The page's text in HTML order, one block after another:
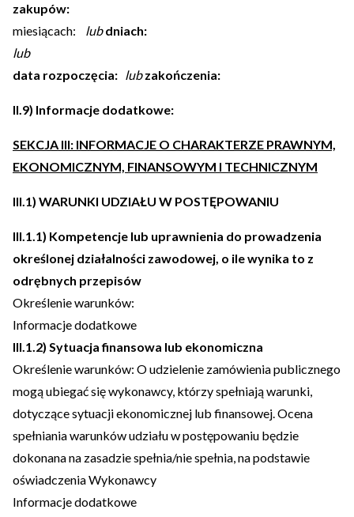
zakupów:
miesiącach:
lubdniach:
lub
data rozpoczęcia: lubzakończenia:
II.9) Informacje dodatkowe:
SEKCJA III: INFORMACJE O CHARAKTERZE PRAWNYM,
EKONOMICZNYM, FINANSOWYM I TECHNICZNYM
III.1) WARUNKI UDZIAŁU W POSTĘPOWANIU
III.1.1) Kompetencje lub uprawnienia do prowadzenia
określonej działalności zawodowej, o ile wynika to z
odrębnych przepisów
Określenie warunków:
Informacje dodatkowe
III.1.2) Sytuacja finansowa lub ekonomiczna
Określenie warunków: O udzielenie zamówienia publicznego
mogą ubiegać się wykonawcy, którzy spełniają warunki,
dotyczące sytuacji ekonomicznej lub finansowej. Ocena
spełniania warunków udziału w postępowaniu będzie
dokonana na zasadzie spełnia/nie spełnia, na podstawie
oświadczenia Wykonawcy
Informacje dodatkowe